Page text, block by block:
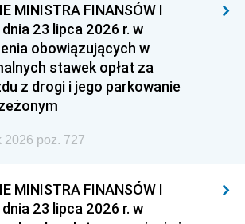
MINISTRA FINANSÓW I
dnia 23 lipca 2026 r. w
obowiązujących w
stawek opłat za
z drogi i jego parkowanie
2026 poz. 727
MINISTRA FINANSÓW I
dnia 23 lipca 2026 r. w